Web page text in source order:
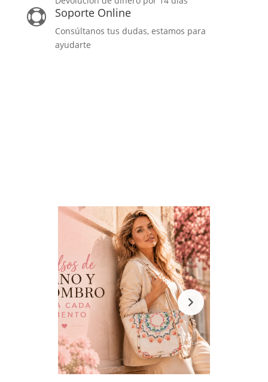
 Soporte Online
Consúltanos tus dudas, estamos para
ayudarte